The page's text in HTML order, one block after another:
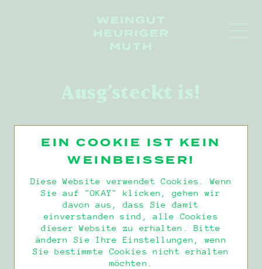
EIN COOKIE IST KEIN
WEINBEISSER!
Diese Website verwendet Cookies. Wenn
Sie auf "OKAY" klicken, gehen wir
davon aus, dass Sie damit
einverstanden sind, alle Cookies
dieser Website zu erhalten. Bitte
ändern Sie Ihre Einstellungen, wenn
Sie bestimmte Cookies nicht erhalten
möchten.
DER HEURIGE
WEIN & BUFFET
VERANSTALTUNGEN
AUSG’STECKT
KONTAKT
Ausg’steckt is!
WIR FREUEN UNS AUF SIE!
BEI EINEM GLASERL VOM GLÜCK.
MITTWOCH - SAMSTAG
AB 16:00 UHR
SONNTAGS